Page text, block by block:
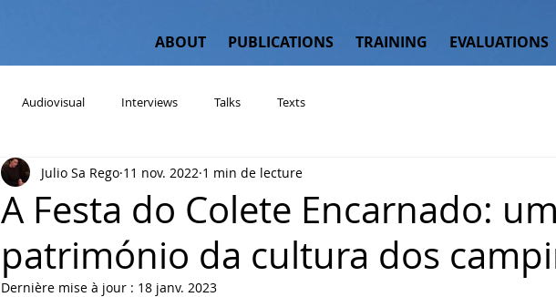
ABOUT PUBLICATIONS TRAINING EVALUATIONS
Audiovisual Interviews Talks Texts
A Festa do Colete Encarnado: um
património da cultura dos
Julio Sa Rego 11 nov. 2022 1 min de lecture
Dernière mise à jour : 18 janv. 2023